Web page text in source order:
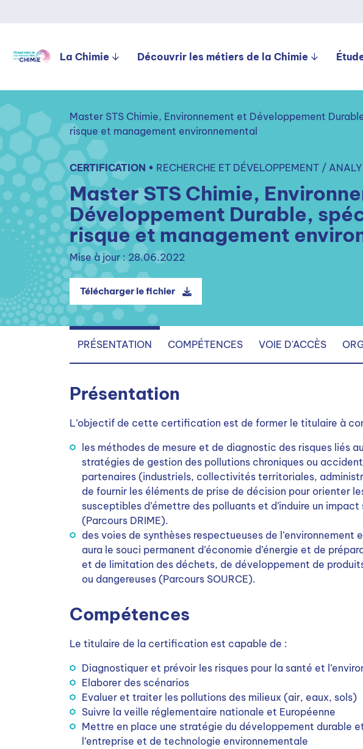
La Chimie Découvrir les métiers de la Chimie
Master STS Chimie, Environnement et Développement
risque et management environnemental
CERTIFICATION • RECHERCHE ET DÉVELOPPEMENT /
Master STS Chimie,
Développement Durable,
risque et management
Mise à jour : 28.06.2022
Télécharger le fichier
PRÉSENTATION COMPÉTENCES VOIE D'ACCÈS
Présentation
L’objectif de cette certification est de former le titulaire à
les méthodes de mesure et de diagnostic des risques liés
stratégies de gestion des pollutions chroniques ou
partenaires (industriels, collectivités territoriales,
de fournir les éléments de prise de décision pour orienter
susceptibles d’émettre des polluants et d’induire un
(Parcours DRIME).
des voies de synthèses respectueuses de l’environnement
aura le souci permanent d’économie d’énergie et de
et de limitation des déchets, de développement de
ou dangereuses (Parcours SOURCE).
Compétences
Le titulaire de la certification est capable de :
Diagnostiquer et prévoir les risques pour la santé et
Elaborer des scénarios
Evaluer et traiter les pollutions des milieux (air, eaux, sols)
Suivre la veille réglementaire nationale et Européenne
Mettre en place une stratégie du développement durable
l’entreprise et de technologie environnementale